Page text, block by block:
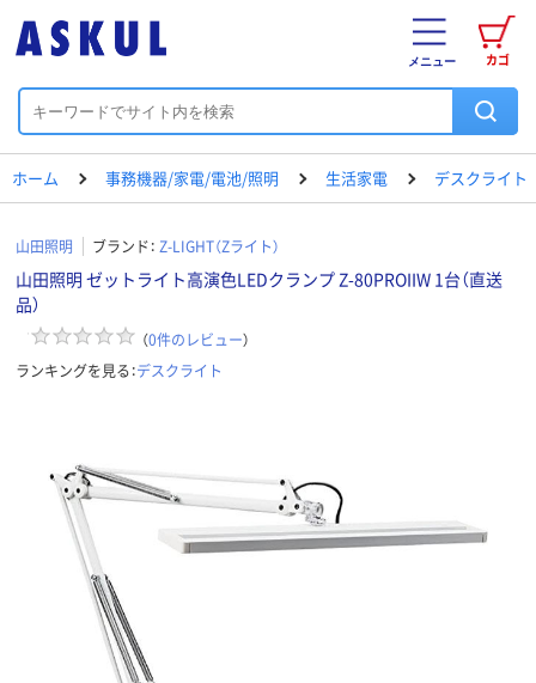
カゴ
メニュー
ホーム 事務機器/家電/電池/照明 生活家電 デスクライト
山田照明 ブランド： Z-LIGHT（Zライト）
山田照明 ゼットライト高演色LEDクランプ Z-80PROIIW 1台（直送
品）
（0件のレビュー）
ランキングを見る：デスクライト